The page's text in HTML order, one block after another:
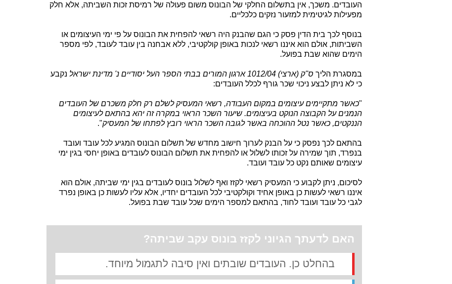
העובדים. משכך, אין בתשלום החלקי של הבונוס משום פעולה של רמיסת זכות השביתה, אלא חלק
מפעילות לגיטימית למזעור נזקים כלכליים.
בנוסף לכך בית הדין פסק כי הגם שהבנק היה רשאי להפחית את הבונוס על פי ימי העיצומים או
השביתות, אולם הוא איננו רשאי לנכות באופן קולקטיבי, ללא אבחנה בין עובד לעובד, לפי מספר
הימים שהוא שבת בפועל.
במסגרת הליך ס"ק (ארצי) 1012/04 ארגון המורים בבתי הספר העל יסודיים נ' מדינת ישראל
נקבע
כי לא ניתן לבצע ניכוי שכר גורף לכלל העובדים:
"כאשר מתקיימים עיצומים במקום העבודה, רשאי המעסיק לשלם רק חלק משכרם של העובדים
הנמנים על הקבוצה הנוקט בעיצומים. שיעור השכר הראוי במקרה זה יהא בהתאם לעיצומים
הננקטים, כאשר נטל ההוכחה באשר לגובה השכר הראוי רובץ לפתחו של המעסיק".
בהתאם לכך נפסק כי על הבנק לערוך חישוב מחדש של תשלום הבונוס המגיע לכל עובד ועובד
בנפרד, תוך שמירה על זכותו לשלול או להפחית את תשלום הבונוס לעובדים באופן יחסי בגין ימי
עיצומים שאותם נקט כל עובד ועובד.
לסיכום, ניתן לקבוע כי המעסיק רשאי לקזז ואף לשלול בונוס לעובדים בגין ימי שביתה, אולם הוא
איננו רשאי לעשות כן באופן אחיד וקולקטיבי לכל העובדים יחדיו, אלא עליו לעשות כן באופן נפרד
לגבי כל עובד ועובד לחוד, בהתאם למספר הימים שכל עובד שבת בפועל.
האם לדעתך הגיוני לקזז בונוס עקב שביתה?
בהחלט כן. העובדים שובתים ואין סיבה לתגמול מיוחד.